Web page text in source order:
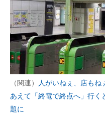
（関連）
人がいねぇ、店も
あえて「終電で終点へ」行く
題に